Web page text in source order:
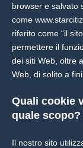
browser e salvato
come
riferito come “il
permettere il
dei siti Web, oltre
Web, di solito a
Quali cookie
quale scopo?
Il nostro sito